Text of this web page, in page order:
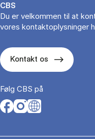
CBS
Du er velkommen til at
vores kontaktoplysninger
Kontakt os
Følg CBS på
Opens in a new tab
Opens in a new tab
Opens in a new tab